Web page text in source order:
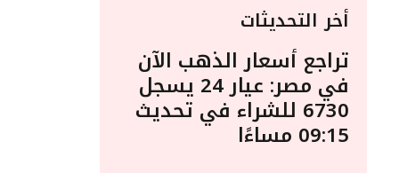
أخر التحديثات
تراجع أسعار الذهب الآن
في مصر: عيار 24 يسجل
6730 للشراء في تحديث
09:15 مساءًا